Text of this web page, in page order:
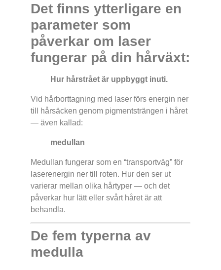
Det finns ytterligare en
parameter som
påverkar om laser
fungerar på din hårväxt:
Hur hårstrået är uppbyggt inuti.
Vid hårborttagning med laser förs energin ner
till hårsäcken genom pigmentsträngen i håret
— även kallad:
medullan
Medullan fungerar som en “transportväg” för
laserenergin ner till roten. Hur den ser ut
varierar mellan olika hårtyper — och det
påverkar hur lätt eller svårt håret är att
behandla.
De fem typerna av
medulla